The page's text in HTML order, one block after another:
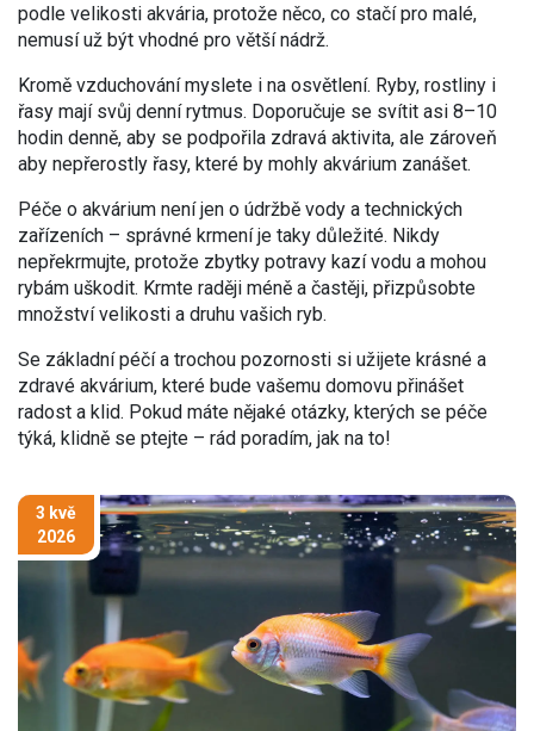
podle velikosti akvária, protože něco, co stačí pro malé,
nemusí už být vhodné pro větší nádrž.
Kromě vzduchování myslete i na osvětlení. Ryby, rostliny i
řasy mají svůj denní rytmus. Doporučuje se svítit asi 8–10
hodin denně, aby se podpořila zdravá aktivita, ale zároveň
aby nepřerostly řasy, které by mohly akvárium zanášet.
Péče o akvárium není jen o údržbě vody a technických
zařízeních – správné krmení je taky důležité. Nikdy
nepřekrmujte, protože zbytky potravy kazí vodu a mohou
rybám uškodit. Krmte raději méně a častěji, přizpůsobte
množství velikosti a druhu vašich ryb.
Se základní péčí a trochou pozornosti si užijete krásné a
zdravé akvárium, které bude vašemu domovu přinášet
radost a klid. Pokud máte nějaké otázky, kterých se péče
týká, klidně se ptejte – rád poradím, jak na to!
3 kvě
2026